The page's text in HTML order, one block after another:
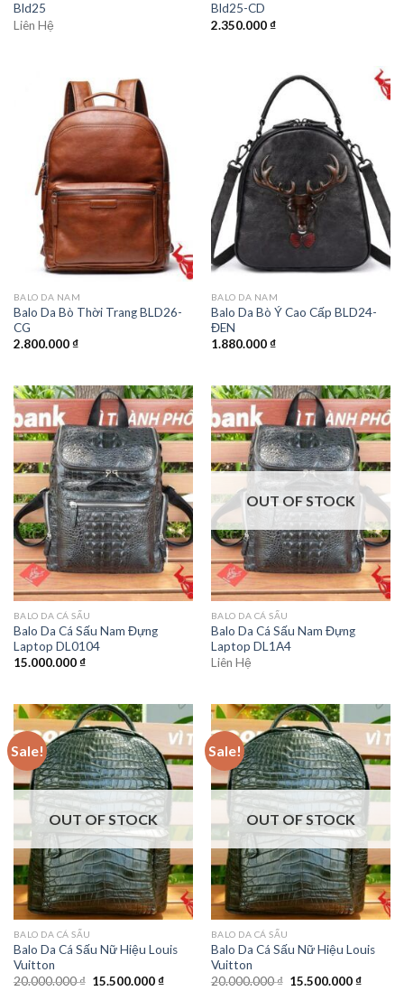
Bld25
Liên Hệ
Bld25-CD
2.350.000₫
BALO DA NAM
Balo Da Bò Thời Trang BLD26-
CG
2.800.000₫
BALO DA NAM
Balo Da Bò Ý Cao Cấp BLD24-
ĐEN
1.880.000₫
BALO DA CÁ SẤU
Balo Da Cá Sấu Nam Đựng
Laptop DL0104
15.000.000₫
OUT OF STOCK
BALO DA CÁ SẤU
Balo Da Cá Sấu Nam Đựng
Laptop DL1A4
Liên Hệ
Sale!
OUT OF STOCK
BALO DA CÁ SẤU
Balo Da Cá Sấu Nữ Hiệu Louis
Vuitton
20.000.000₫ 15.500.000₫
Sale!
OUT OF STOCK
BALO DA CÁ SẤU
Balo Da Cá Sấu Nữ Hiệu Louis
Vuitton
20.000.000₫ 15.500.000₫